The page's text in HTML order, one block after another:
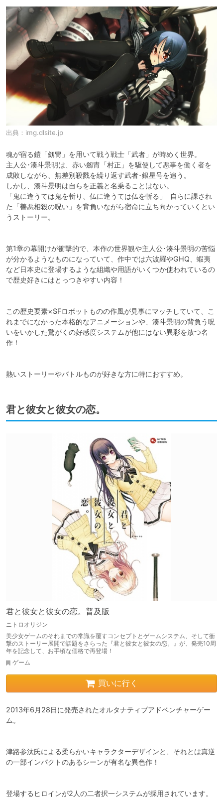
出典： img.dlsite.jp
魂が宿る鎧「劔冑」を用いて戦う戦士「武者」が時めく世界。
主人公･湊斗景明は、赤い劔冑「村正」を駆使して悪事を働く者を
成敗しながら、無差別殺戮を繰り返す武者･銀星号を追う。
しかし、湊斗景明は自らを正義と名乗ることはない。
「鬼に逢うては鬼を斬り、仏に逢うては仏を斬る」  自らに課され
た「善悪相殺の呪い」を背負いながら宿命に立ち向かっていくとい
うストーリー。
第1章の幕開けが衝撃的で、本作の世界観や主人公･湊斗景明の苦悩
が分かるようなものになっていて、作中では六波羅やGHQ、蝦夷
など日本史に登場するような組織や用語がいくつか使われているの
で歴史好きにはとっつきやすい内容！
この歴史要素×SFロボットものの作風が見事にマッチしていて、こ
れまでになかった本格的なアニメーションや、湊斗景明の背負う呪
いをいかした驚がくの好感度システムが他にはない異彩を放つ名
作！
熱いストーリーやバトルものが好きな方に特におすすめ。
君と彼女と彼女の恋。
君と彼女と彼女の恋。普及版
ニトロオリジン
美少女ゲームのそれまでの常識を覆すコンセプトとゲームシステム、そして衝
撃のストーリー展開で話題をさらった『君と彼女と彼女の恋。』が、発売10周
年を記念して、お手頃な価格で再登場！
ゲーム
買いに行く
2013年6月28日に発売されたオルタナティブアドベンチャーゲー
ム。
津路参汰氏による柔らかいキャラクターデザインと、それとは真逆
の一部インパクトのあるシーンが有名な異色作！